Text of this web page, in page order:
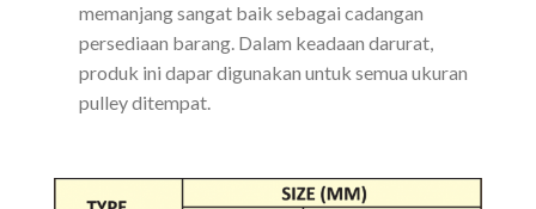
memanjang sangat baik sebagai cadangan
persediaan barang. Dalam keadaan darurat,
produk ini dapar digunakan untuk semua ukuran
pulley ditempat.